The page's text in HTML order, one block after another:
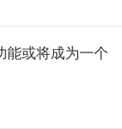
能或将成为一个